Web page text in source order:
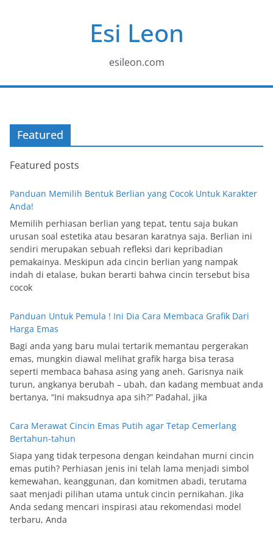
Esi Leon
esileon.com
Featured
Featured posts
Panduan Memilih Bentuk Berlian yang Cocok Untuk Karakter
Anda!
Memilih perhiasan berlian yang tepat, tentu saja bukan
urusan soal estetika atau besaran karatnya saja. Berlian ini
sendiri merupakan sebuah refleksi dari kepribadian
pemakainya. Meskipun ada cincin berlian yang nampak
indah di etalase, bukan berarti bahwa cincin tersebut bisa
cocok
Panduan Untuk Pemula ! Ini Dia Cara Membaca Grafik Dari
Harga Emas
Bagi anda yang baru mulai tertarik memantau pergerakan
emas, mungkin diawal melihat grafik harga bisa terasa
seperti membaca bahasa asing yang aneh. Garisnya naik
turun, angkanya berubah – ubah, dan kadang membuat anda
bertanya, “Ini maksudnya apa sih?” Padahal, jika
Cara Merawat Cincin Emas Putih agar Tetap Cemerlang
Bertahun-tahun
Siapa yang tidak terpesona dengan keindahan murni cincin
emas putih? Perhiasan jenis ini telah lama menjadi simbol
kemewahan, keanggunan, dan komitmen abadi, terutama
saat menjadi pilihan utama untuk cincin pernikahan. Jika
Anda sedang mencari inspirasi atau rekomendasi model
terbaru, Anda